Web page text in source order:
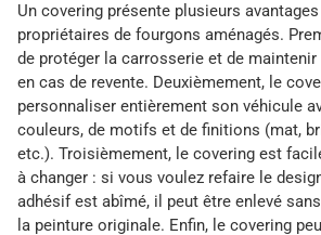
Un covering présente plusieurs
propriétaires de fourgons aménagés.
de protéger la carrosserie et de
en cas de revente. Deuxièmement, le
personnaliser entièrement son véhicule
couleurs, de motifs et de finitions (mat,
etc.). Troisièmement, le covering est
à changer : si vous voulez refaire le
adhésif est abîmé, il peut être enlevé
la peinture originale. Enfin, le covering